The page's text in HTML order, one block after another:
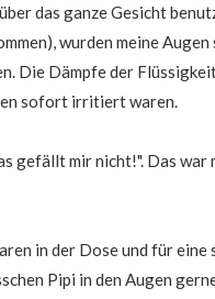
das ganze Gesicht
wurden meine
Die Dämpfe der
sofort irritiert waren.
gefällt mir nicht!". Das war
in der Dose und für eine
Pipi in den Augen